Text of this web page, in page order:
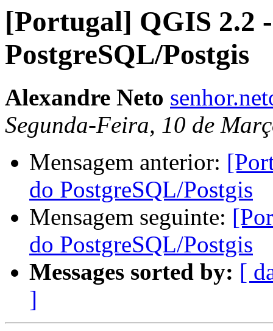
[Portugal] QGIS 2.2
PostgreSQL/Postgis
Alexandre Neto
Segunda-Feira, 10 de
Mensagem anterior:
do PostgreSQL/Postgis
Mensagem seguinte:
do PostgreSQL/Postgis
Messages sorted by: [
]